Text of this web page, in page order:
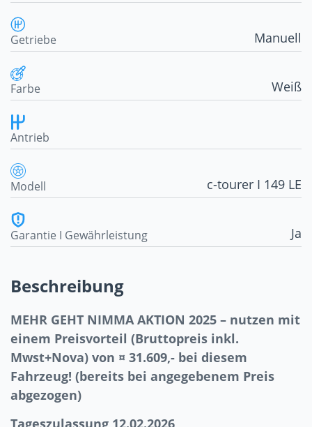
Getriebe Manuell
Farbe Weiß
Antrieb
Modell c-tourer I 149 LE
Garantie I Gewährleistung Ja
Beschreibung
MEHR GEHT NIMMA AKTION 2025 – nutzen mit
einem Preisvorteil (Bruttopreis inkl.
Mwst+Nova) von ¤ 31.609,- bei diesem
Fahrzeug! (bereits bei angegebenem Preis
abgezogen)